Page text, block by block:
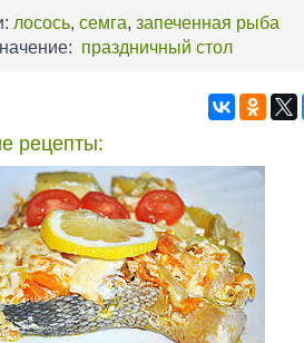
лосось, семга, запеченная рыба
праздничный стол
рецепты: